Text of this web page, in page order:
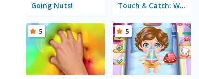
Going Nuts! Touch & Catch: Winter Fun
5 5